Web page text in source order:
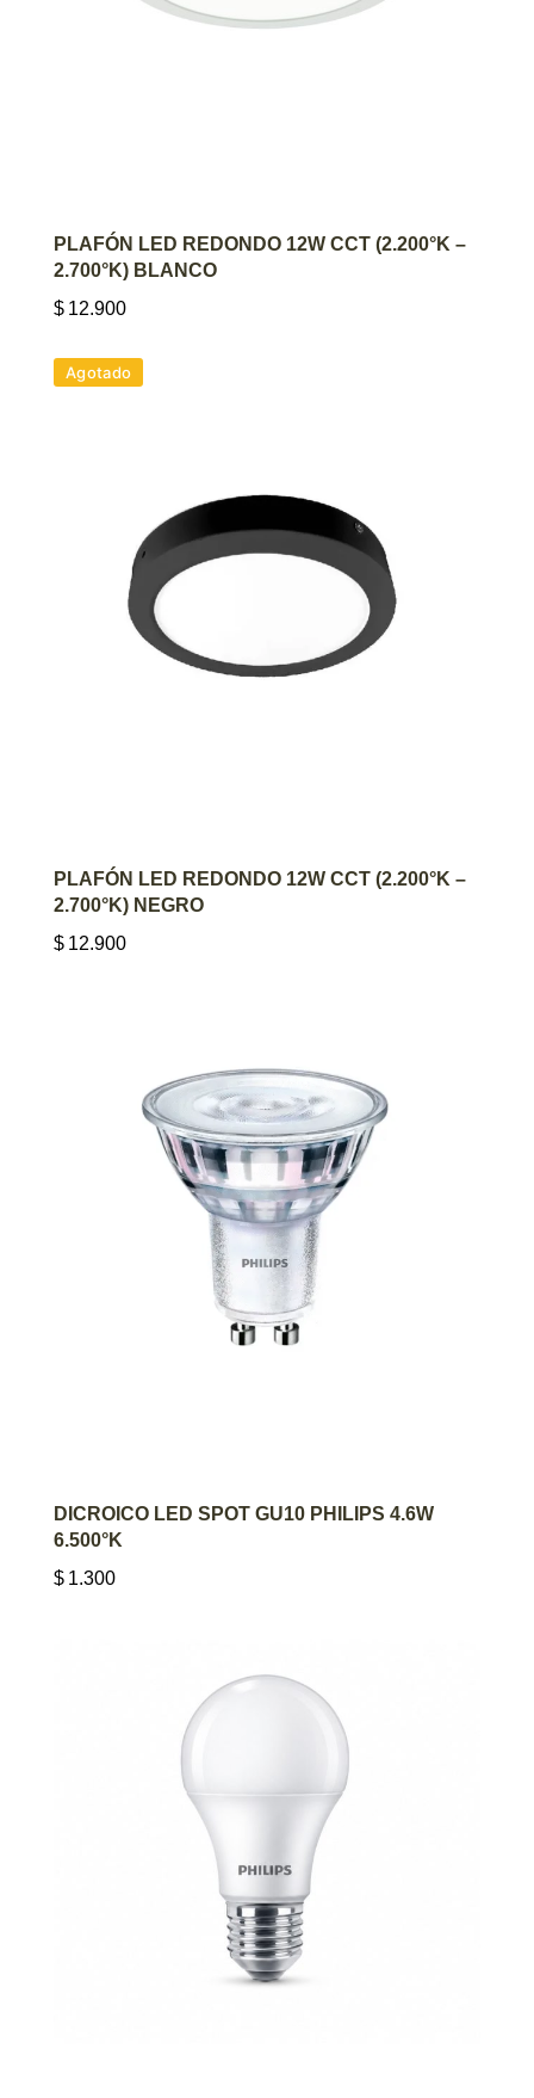
AGREGAR AL CARRITO
PLAFÓN LED REDONDO 12W CCT (2.200°K –
2.700°K) BLANCO
$ 12.900
Agotado
AGREGAR AL CARRITO
PLAFÓN LED REDONDO 12W CCT (2.200°K –
2.700°K) NEGRO
$ 12.900
AGREGAR AL CARRITO
DICROICO LED SPOT GU10 PHILIPS 4.6W
6.500°K
$ 1.300